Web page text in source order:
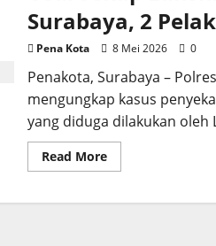
Surabaya, 2
Pena Kota 8 Mei 2026 0
Penakota, Surabaya –
mengungkap kasus
yang diduga dilakukan oleh
Read MoreRead
more
Sekap